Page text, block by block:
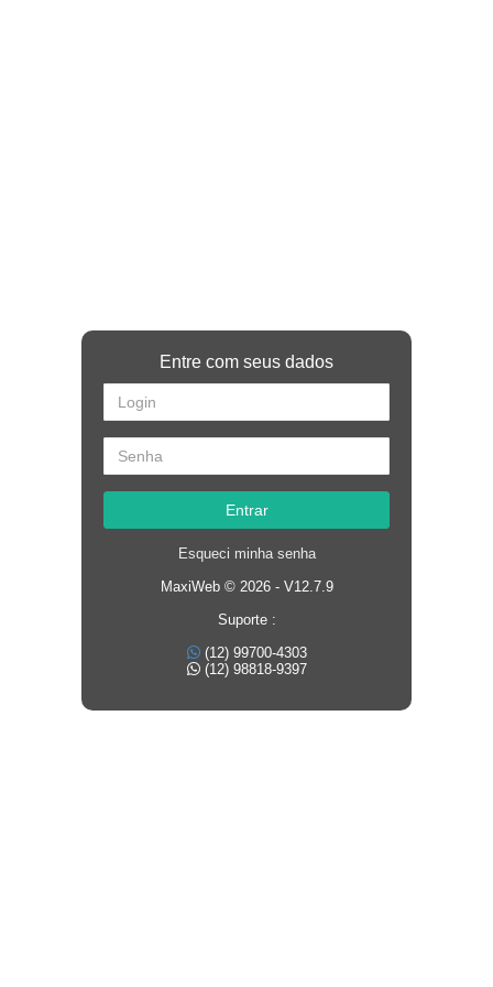
Entre com seus dados
Entrar
Esqueci minha senha
MaxiWeb © 2026 - V12.7.9
Suporte :
(12) 99700-4303
(12) 98818-9397